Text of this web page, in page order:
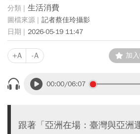
生活消費
記者蔡佳玲攝影
2026-05-19 11:47
+A -A 加
00:00/06:07
跟著「亞洲在場：臺灣與亞洲